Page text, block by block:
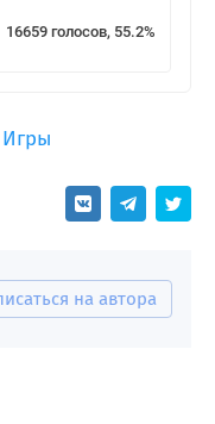
16659 голосов, 55.2%
Игры
на автора